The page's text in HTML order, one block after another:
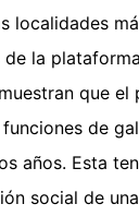
localidades
la
que el
de
años. Esta
social de